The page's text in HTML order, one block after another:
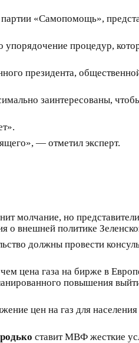
«Самопомощь»,
процедур,
президента,
заинтересованы,
— отметил эксперт.
молчание, но
о внешней политике
должны провести
чем цена газа на бирже в
повышения
цен на газ для
ставит МВФ жесткие